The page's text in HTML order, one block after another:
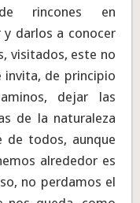
rincones en
y darlos a conocer
visitados, este no
invita, de principio
dejar las
de la naturaleza
de todos, aunque
alrededor es
no perdamos el